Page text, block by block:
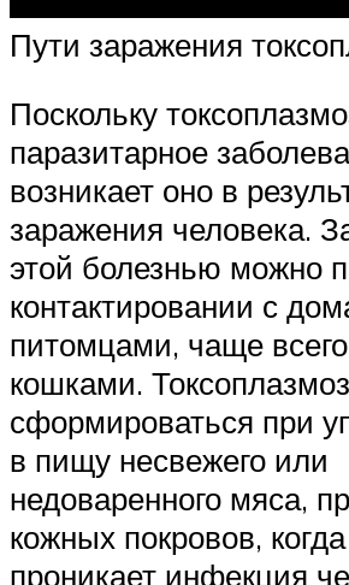
Пути заражения
Поскольку
паразитарное
возникает оно в
заражения человека.
этой болезнью можно
контактировании с
питомцами, чаще
кошками.
сформироваться при
в пищу несвежего или
недоваренного мяса,
кожных покровов,
проникает инфекция